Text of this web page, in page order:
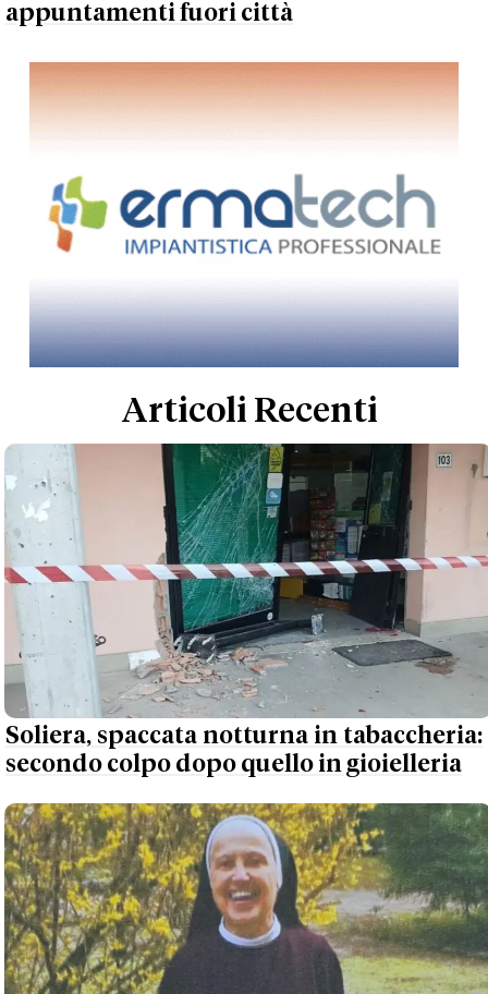
appuntamenti fuori città
Articoli Recenti
Soliera, spaccata notturna in tabaccheria:
secondo colpo dopo quello in gioielleria